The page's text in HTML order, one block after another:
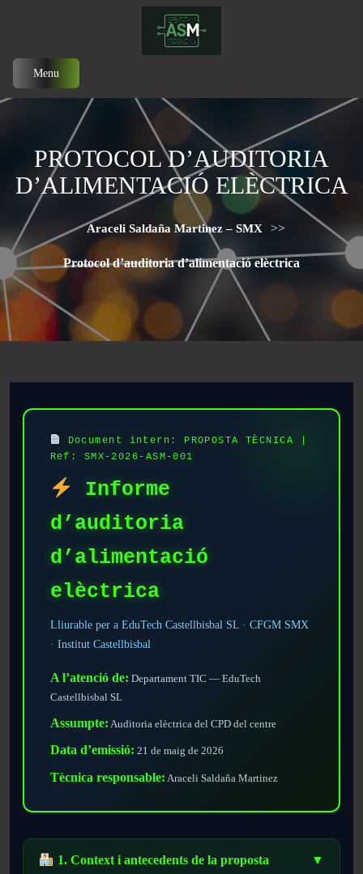
Menu
PROTOCOL D’AUDITORIA
D’ALIMENTACIÓ ELÈCTRICA
Araceli Saldaña Martinez – SMX >>
Protocol d’auditoria d’alimentació elèctrica
Document intern: PROPOSTA TÈCNICA |
Ref: SMX-2026-ASM-001
Informe
d’auditoria
d’alimentació
elèctrica
Lliurable per a EduTech Castellbisbal SL · CFGM SMX
· Institut Castellbisbal
A l’atenció de: Departament TIC — EduTech
Castellbisbal SL
Assumpte: Auditoria elèctrica del CPD del centre
Data d’emissió: 21 de maig de 2026
Tècnica responsable: Araceli Saldaña Martinez
1. Context i antecedents de la proposta ▼